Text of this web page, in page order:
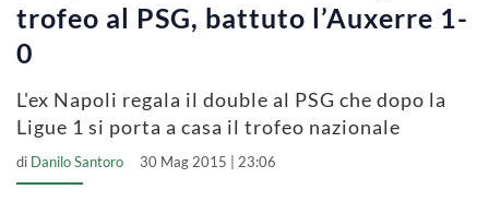
trofeo al PSG, battuto l’Auxerre 1-
0
L'ex Napoli regala il double al PSG che dopo la
Ligue 1 si porta a casa il trofeo nazionale
di Danilo Santoro 30 Mag 2015 | 23:06